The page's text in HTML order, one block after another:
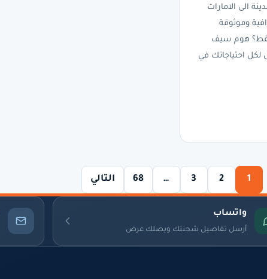
الى الامارات
وموثوقة
هوم سيف
لكل احتياجاتك في
1
2
3
…
68 التالي
واتساب
أرسل تفاصيل شحنتك ويصلك عرض